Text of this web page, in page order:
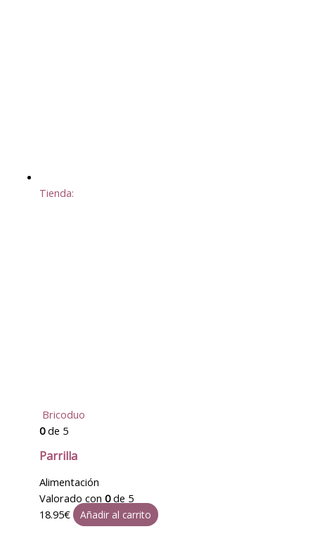
Tienda:
Bricoduo
0de 5
Parrilla
Alimentación
Valorado con 0de 5
18.95€ Añadir al carrito